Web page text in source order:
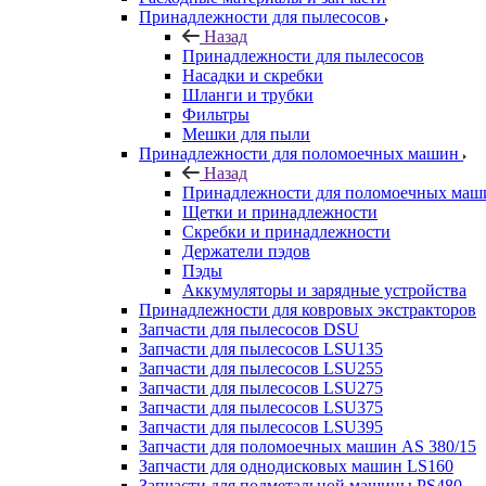
Принадлежности для пылесосов
Назад
Принадлежности для пылесосов
Насадки и скребки
Шланги и трубки
Фильтры
Мешки для пыли
Принадлежности для поломоечных машин
Назад
Принадлежности для поломоечных
Щетки и принадлежности
Скребки и принадлежности
Держатели пэдов
Пэды
Аккумуляторы и зарядные устройства
Принадлежности для ковровых экстракторов
Запчасти для пылесосов DSU
Запчасти для пылесосов LSU135
Запчасти для пылесосов LSU255
Запчасти для пылесосов LSU275
Запчасти для пылесосов LSU375
Запчасти для пылесосов LSU395
Запчасти для поломоечных машин AS 380/15
Запчасти для однодисковых машин LS160